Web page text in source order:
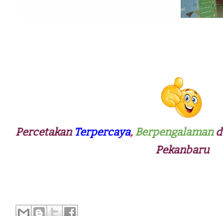
Percetakan Terpercaya, Berpengalaman
Pekanbaru